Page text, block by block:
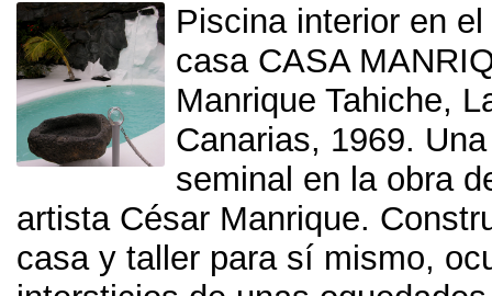
Piscina interior en
casa CASA
Manrique Tahiche,
Canarias, 1969.
seminal en la obra
artista César Manrique.
casa y taller para sí mismo,